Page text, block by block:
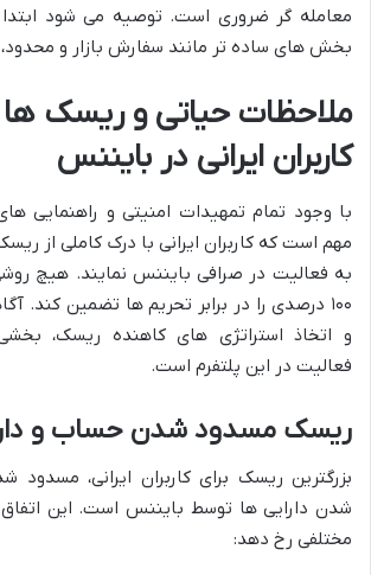
معامله گر ضروری است. توصیه می شود ابتدا
بخش های ساده تر مانند سفارش بازار و
ملاحظات حیاتی و ریسک ها
کاربران ایرانی در بایننس
با وجود تمام تمهیدات امنیتی و راهنمایی
مهم است که کاربران ایرانی با درک کاملی از
به فعالیت در صرافی بایننس نمایند. هیچ
۱۰۰ درصدی را در برابر تحریم ها تضمین کند.
و اتخاذ استراتژی های کاهنده ریسک،
فعالیت در این پلتفرم است.
ریسک مسدود شدن حساب و
بزرگترین ریسک برای کاربران ایرانی،
شدن دارایی ها توسط بایننس است. این اتفاق
مختلفی رخ دهد: